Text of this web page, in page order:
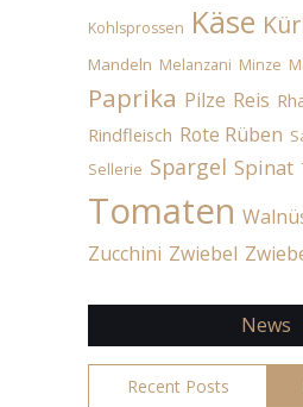
Kohlsprossen Käse
Mandeln Melanzani Minze
Paprika Pilze Reis
Rindfleisch Rote Rüben
Sellerie Spargel Spinat
Tomaten
Zucchini Zwiebel
News
Recent Posts